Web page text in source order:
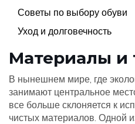
Советы по выбору обуви
Уход и долговечность
Материалы и
В нынешнем мире, где
занимают центральное
все больше склоняется к
чистых материалов. Одной